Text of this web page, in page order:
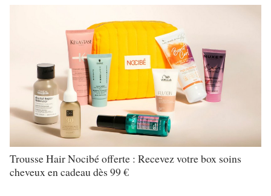
Trousse Hair Nocibé offerte : Recevez votre box soins
cheveux en cadeau dès 99 €